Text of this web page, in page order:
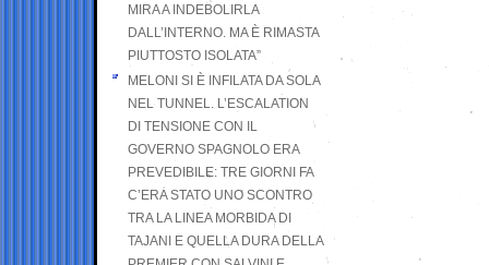
MIRA A INDEBOLIRLA
DALL’INTERNO. MA È RIMASTA
PIUTTOSTO ISOLATA”
MELONI SI È INFILATA DA SOLA
NEL TUNNEL. L’ESCALATION
DI TENSIONE CON IL
GOVERNO SPAGNOLO ERA
PREVEDIBILE: TRE GIORNI FA
C’ERA STATO UNO SCONTRO
TRA LA LINEA MORBIDA DI
TAJANI E QUELLA DURA DELLA